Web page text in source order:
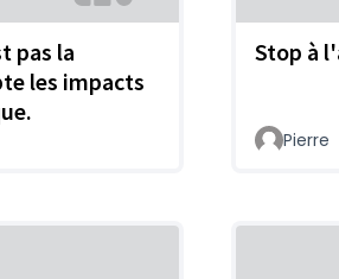
pas la
les impacts
Stop à
Pierre